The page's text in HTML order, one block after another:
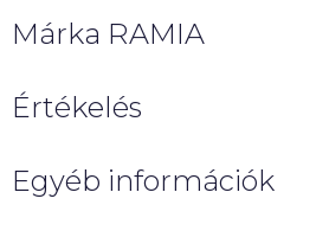
Márka RAMIA
Értékelés
Egyéb információk